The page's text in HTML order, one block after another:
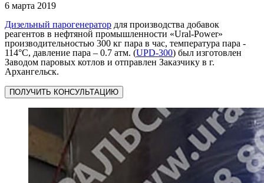
6 марта 2019
Дизельный парогенератор для производства добавок
реагентов в нефтяной промышленности «Ural-Power»
производительностью 300 кг пара в час, температура пара -
114°C, давление пара – 0.7 атм. (UPD-300) был изготовлен
Заводом паровых котлов и отправлен Заказчику в г.
Архангельск.
ПОЛУЧИТЬ КОНСУЛЬТАЦИЮ